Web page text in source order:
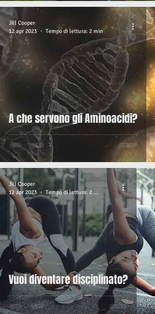
A che servono gli Aminoacidi?
Jill Cooper
12 apr 2023
Tempo di lettura: 2 min
Vuoi diventare disciplinato?
Jill Cooper
12 apr 2023
Tempo di lettura: 2 min